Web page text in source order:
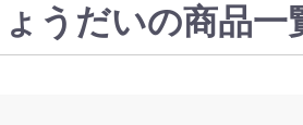
ょうだいの商品